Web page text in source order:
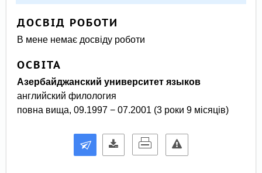
ДОСВІД РОБОТИ
В мене немає досвіду роботи
ОСВІТА
азербайджанский университет языков
английский филология
повна вища, 09.1997 − 07.2001 (3 роки 9 місяців)